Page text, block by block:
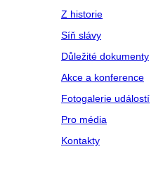
Z historie
Síň slávy
Důležité dokumenty
Akce a konference
Fotogalerie událostí
Pro média
Kontakty